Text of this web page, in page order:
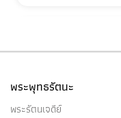
ก็ปฏิสังขานพละ
พระพุทธรัตนะ
พระรัตนเจดีย์